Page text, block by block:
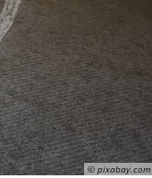
© pixabay.com